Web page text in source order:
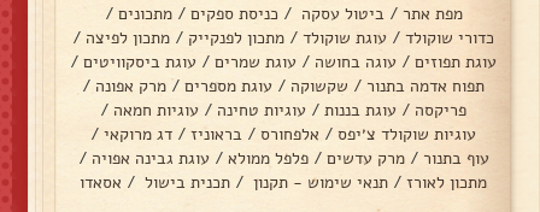
מפת אתר / ביטול עסקה / כניסת ספקים / מתכונים /
כדורי שוקולד / עוגת שוקולד / מתכון לפנקייק / מתכון לפיצה /
עוגת תפוזים / עוגה בחושה / עוגת שמרים / עוגת ביסקוויטים /
תפוח אדמה בתנור / שקשוקה / עוגת מספרים / מרק אפונה /
פריקסה / עוגת בננות / עוגיות טחינה / עוגיות חמאה /
עוגיות שוקולד צ׳יפס / אלפחורס / בראוניז / דג מרוקאי /
עוף בתנור / מרק עדשים / פלפל ממולא / עוגת גבינה אפויה /
מתכון לאורז / תנאי שימוש - תקנון / תכנית בישול / אסאדו